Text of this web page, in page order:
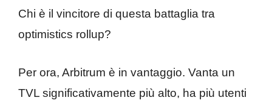
Chi è il vincitore di questa battaglia tra
optimistics rollup?
Per ora, Arbitrum è in vantaggio. Vanta un
TVL significativamente più alto, ha più utenti